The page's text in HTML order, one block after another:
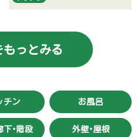
もっとみる
チン お風呂
下･階段 外壁･屋根